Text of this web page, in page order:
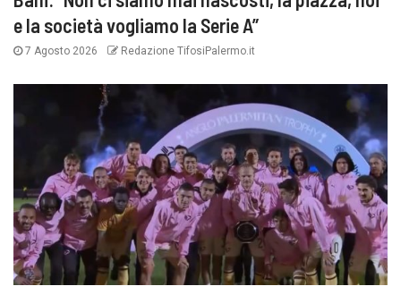
e la società vogliamo la Serie A”
7 Agosto 2026 Redazione TifosiPalermo.it